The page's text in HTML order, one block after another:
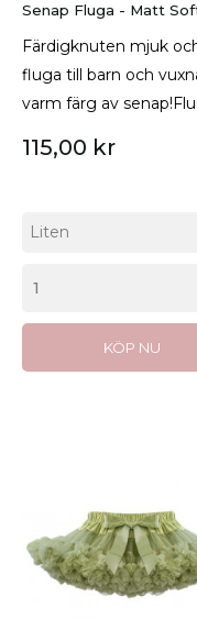
Senap Fluga - Matt
Färdigknuten mjuk
fluga till barn och
varm färg av
115,00 kr
KÖP NU